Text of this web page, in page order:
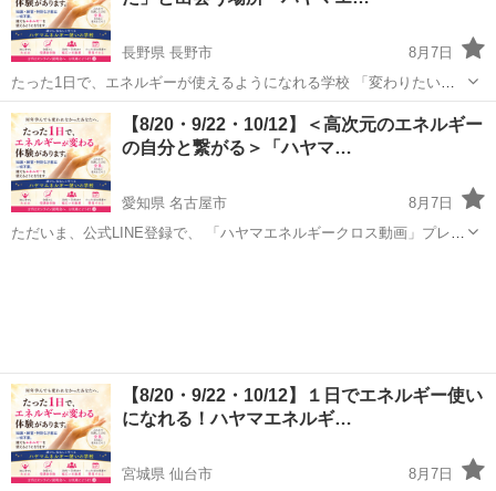
長野県 長野市
8月7日
たった1日で、エネルギーが使えるようになれる学校 「変わりたいの
に変われない」 「思考や努力では限界を感じている」 そんな方へ。
この学校では、 “エネルギーが変わると現実がどう変わるのか”を ...
長野 長野市
【8/20・9/22・10/12】＜高次元のエネルギー
の自分と繋がる＞「ハヤマ…
愛知県 名古屋市
8月7日
ただいま、公式LINE登録で、 「ハヤマエネルギークロス動画」プレゼ
【8/20・9/22・10/12】１日でエネルギー使い
になれる！ハヤマエネルギ…
宮城県 仙台市
8月7日